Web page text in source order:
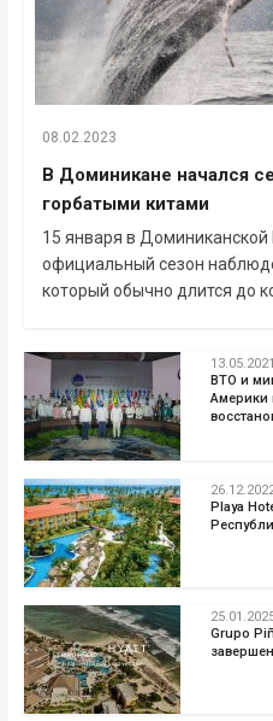
08.02.2023
В Доминикане начался
горбатыми китами
15 января в Доминиканской
официальный сезон
который обычно длится до
13.05.2021
ВТО и
Америки
Playa
Grupo